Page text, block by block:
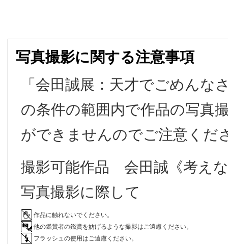
写真撮影に関する注意事項
「会田誠展：天才でごめん
の条件の範囲内で作品の写真
ができませんのでご注意くだ
撮影可能作品 会田誠《考え
写真撮影に際して
作品に触れないでください。
他の鑑賞者の鑑賞を妨げるような撮影はご遠慮ください。
フラッシュの使用はご遠慮ください。